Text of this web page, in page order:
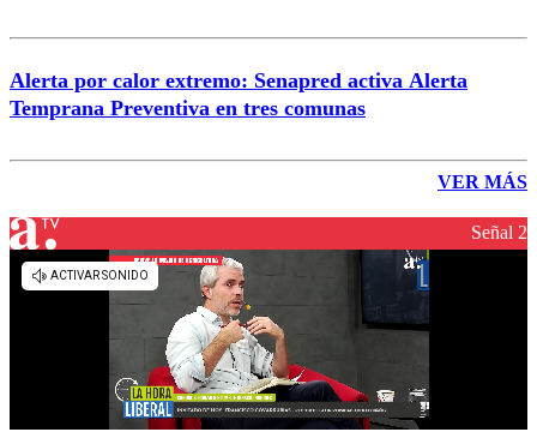
Alerta por calor extremo: Senapred activa Alerta
Temprana Preventiva en tres comunas
VER MÁS
Señal 2